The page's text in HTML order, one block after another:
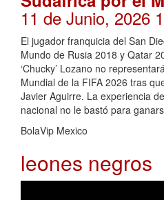
11 de Junio, 2026
El jugador franquicia del San
Mundo de Rusia 2018 y Qatar
‘Chucky’ Lozano no
Mundial de la FIFA 2026 tras
Javier Aguirre. La experiencia
nacional no le bastó para
BolaVip Mexico
leones negros